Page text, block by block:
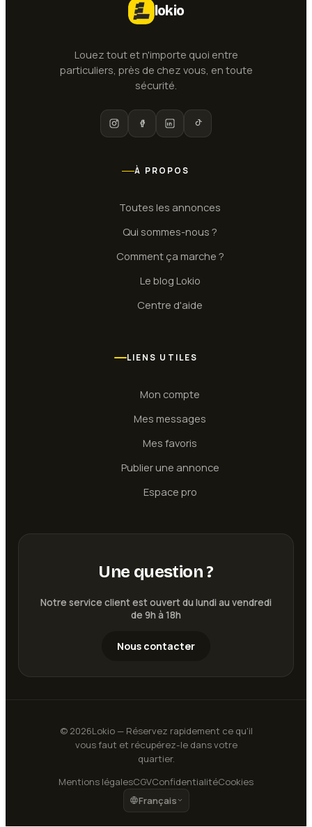
lokio
Louez tout et n'importe quoi entre
particuliers, près de chez vous, en toute
sécurité.
À PROPOS
Toutes les annonces
Qui sommes-nous ?
Comment ça marche ?
Le blog Lokio
Centre d'aide
LIENS UTILES
Mon compte
Mes messages
Mes favoris
Publier une annonce
Espace pro
Une question ?
Notre service client est ouvert du lundi au vendredi
de 9h à 18h
Nous contacter
© 2026Lokio — Réservez rapidement ce qu'il
vous faut et récupérez-le dans votre
quartier.
Mentions légalesCGVConfidentialitéCookies
Français